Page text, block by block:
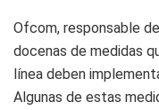
Ofcom, responsable
docenas de medidas
línea deben
Algunas de estas